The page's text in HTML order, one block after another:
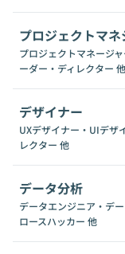
プロジェクトマネ
プロジェクトマネージ
ーダー・ディレクター 他
デザイナー
UXデザイナー・UIデザ
レクター 他
データ分析
データエンジニア・デ
ロースハッカー 他